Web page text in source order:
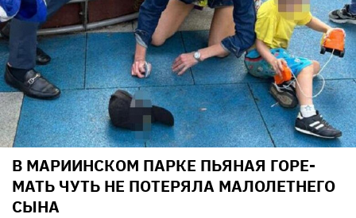
В МАРИИНСКОМ ПАРКЕ ПЬЯНАЯ ГОРЕ-
МАТЬ ЧУТЬ НЕ ПОТЕРЯЛА МАЛОЛЕТНЕГО
СЫНА